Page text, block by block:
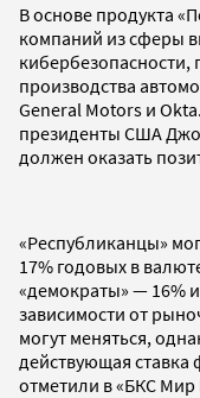
В основе продукта
компаний из сферы
производства
General Motors и
президенты США
должен оказать
«Республиканцы»
17% годовых в
«демократы» — 16%
зависимости от
могут меняться,
действующая ставка
отметили в «БКС Мир